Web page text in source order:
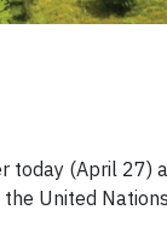
today (April 27)
United